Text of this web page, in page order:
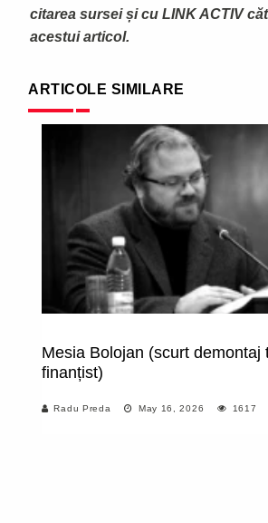
citarea sursei și cu LINK ACTIV
acestui articol.
ARTICOLE SIMILARE
Mesia Bolojan (scurt demontaj
finanțist)
Radu Preda May 16, 2026 1617